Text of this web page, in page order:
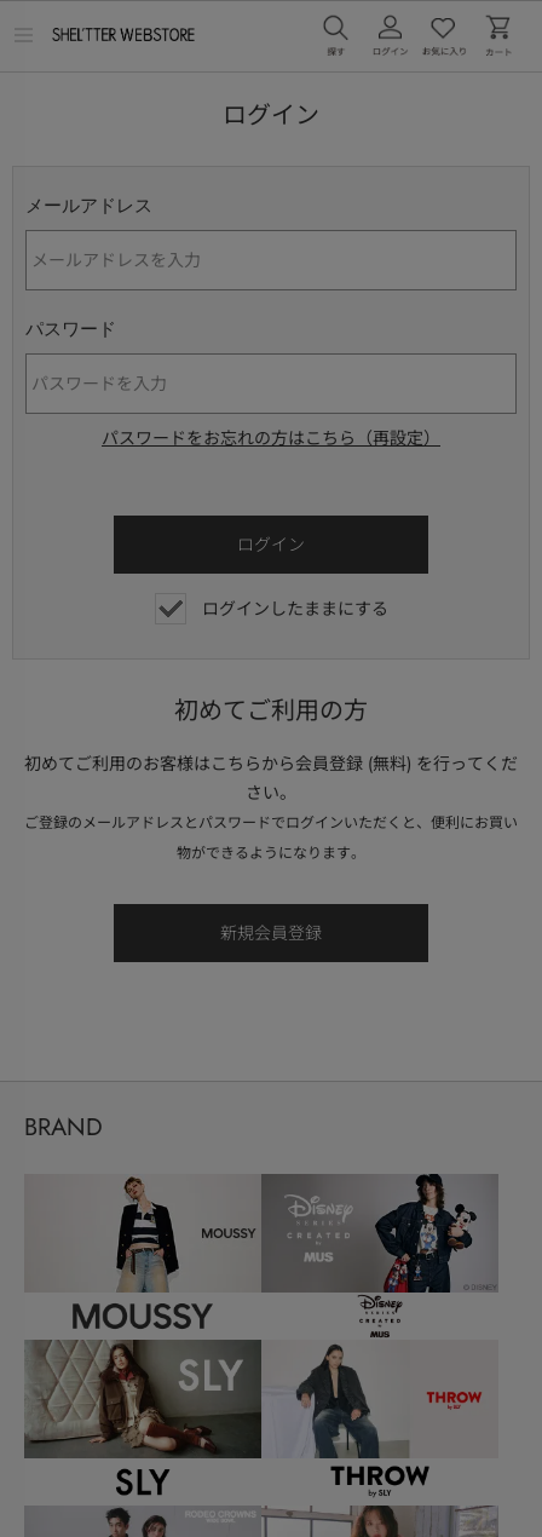
ログイン
メールアドレス
パスワード
パスワードをお忘れの方はこちら（再設定）
ログインしたままにする
初めてご利用の方
初めてご利用のお客様はこちらから会員登録 (無料) を行ってくだ
さい。
ご登録のメールアドレスとパスワードでログインいただくと、便利にお買い
物ができるようになります。
BRAND